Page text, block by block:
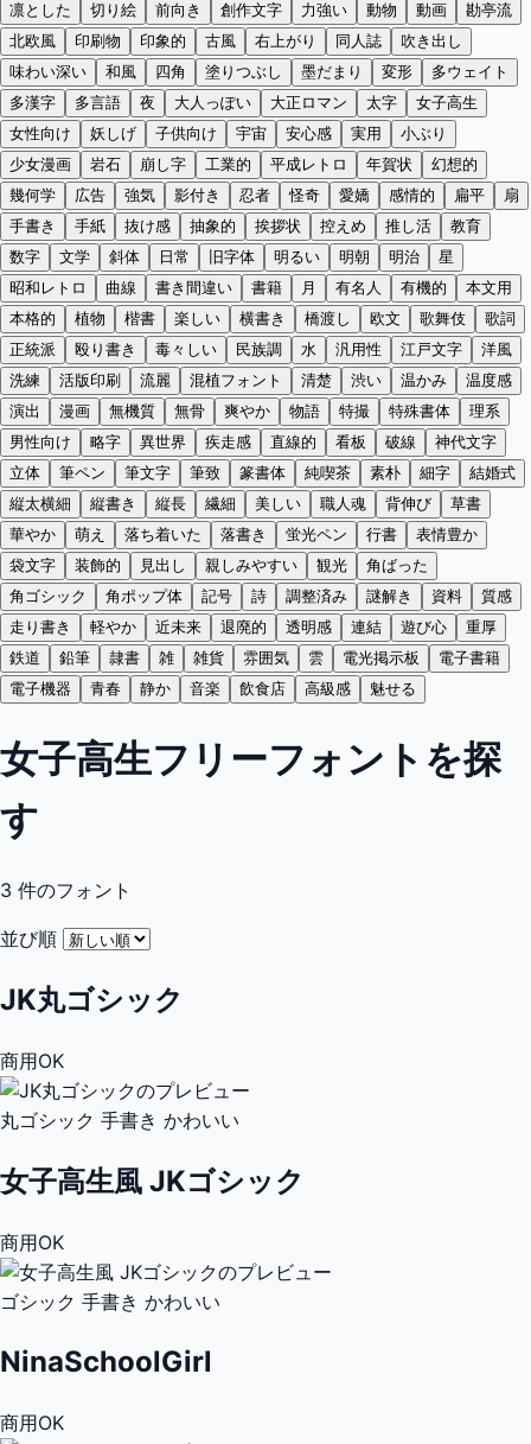
凛とした
切り絵 前向き 創作文字 力強い 動物 動画
勘亭流
北欧風
印刷物 印象的 古風 右上がり 同人誌
吹き出し
味わい深い
和風 四角 塗りつぶし 墨だまり 変形
多ウェイト
多漢字
多言語 夜 大人っぽい 大正ロマン 太字
女子高生
女性向け
妖しげ 子供向け 宇宙 安心感 実用
小ぶり
少女漫画
岩石 崩し字 工業的 平成レトロ 年賀状
幻想的
幾何学
広告 強気 影付き 忍者 怪奇 愛嬌 感情的 扁平
扇
手書き
手紙 抜け感 抽象的 挨拶状 控えめ 推し活
教育
数字
文学 斜体 日常 旧字体 明るい 明朝 明治
星
昭和レトロ
曲線 書き間違い 書籍 月 有名人 有機的
本文用
本格的
植物 楷書 楽しい 横書き 橋渡し 欧文 歌舞伎
歌詞
正統派
殴り書き 毒々しい 民族調 水 汎用性 江戸文字
洋風
洗練
活版印刷 流麗 混植フォント 清楚 渋い 温かみ
温度感
演出
漫画 無機質 無骨 爽やか 物語 特撮 特殊書体
理系
男性向け
略字 異世界 疾走感 直線的 看板 破線
神代文字
立体
筆ペン 筆文字 筆致 篆書体 純喫茶 素朴 細字
結婚式
縦太横細
縦書き 縦長 繊細 美しい 職人魂 背伸び
草書
華やか
萌え 落ち着いた 落書き 蛍光ペン 行書
表情豊か
袋文字
装飾的 見出し 親しみやすい 観光
角ばった
角ゴシック
角ポップ体 記号 詩 調整済み 謎解き 資料
質感
走り書き
軽やか 近未来 退廃的 透明感 連結 遊び心
重厚
鉄道
鉛筆 隷書 雑 雑貨 雰囲気 雲 電光掲示板
電子書籍
電子機器
青春 静か 音楽 飲食店 高級感 魅せる
女子高生フリーフォントを探
す
3 件のフォント
並び順
JK丸ゴシック
商用OK
丸ゴシック 手書き かわいい
女子高生風 JKゴシック
商用OK
ゴシック 手書き かわいい
NinaSchoolGirl
商用OK